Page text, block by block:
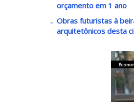
orçamento em 1 ano
Obras futuristas à
arquitetônicos desta